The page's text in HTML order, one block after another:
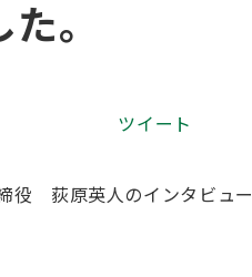
。
ツイート
役 荻原英人のインタビュー